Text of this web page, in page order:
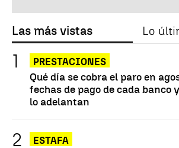
Las más vistas Lo
PRESTACIONES
Qué día se cobra el paro en
fechas de pago de cada banco
lo adelantan
ESTAFA